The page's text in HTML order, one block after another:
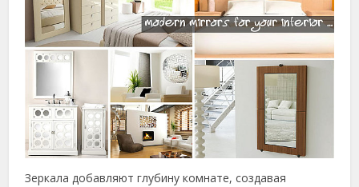
Зеркала добавляют глубину комнате, создавая